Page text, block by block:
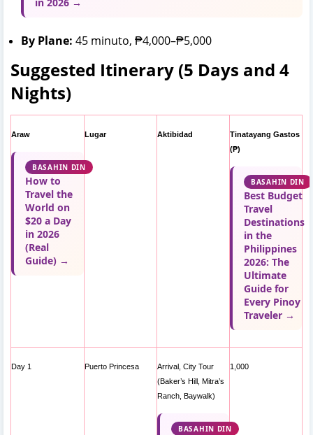
By Plane: 45 minuto, ₱4,000–₱5,000
Suggested Itinerary (5 Days and 4
Nights)
Araw
BASAHIN DIN
How to
Travel the
World on
$20 a Day
in 2026
(Real
Guide) →
Lugar Aktibidad
Tinatayang Gastos
(₱)
BASAHIN DIN
Best Budget
Travel
Destinations
in the
Philippines
2026: The
Ultimate
Guide for
Every Pinoy
Traveler →
Day 1 Puerto Princesa
Arrival, City Tour
(Baker’s Hill, Mitra’s
Ranch, Baywalk)
BASAHIN DIN
1,000